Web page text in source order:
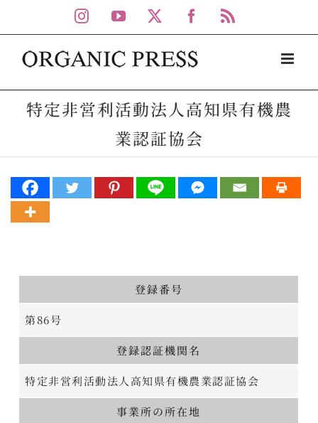
to
content
Instagram
YouTube Facebook
特定非営利活動法人高知県有機農
業認証協会
登録番号
第86号
登録認証機関名
特定非営利活動法人高知県有機農業認証協会
事業所の所在地